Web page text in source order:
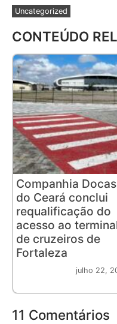
Uncategorized
CONTEÚDO
Companhia Docas
do Ceará conclui
requalificação do
acesso ao
de cruzeiros de
Fortaleza
julho 22,
11 Comentários